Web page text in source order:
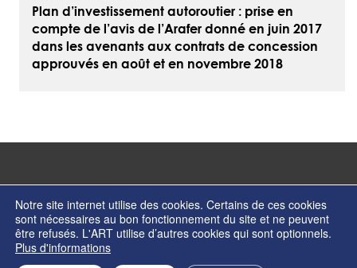
Plan d’investissement autoroutier : prise en
compte de l’avis de l’Arafer donné en juin 2017
dans les avenants aux contrats de concession
approuvés en août et en novembre 2018
© Copyright 2026 - Autorité de régulation des transports - ISSN 2274-2123
Notre site internet utilise des cookies. Certains de ces cookies
sont nécessaires au bon fonctionnement du site et ne peuvent
être refusés. L'ART utilise d’autres cookies qui sont optionnels.
Plus d'informations